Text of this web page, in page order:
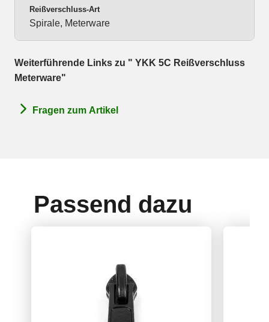
Reißverschluss-Art
Spirale, Meterware
Weiterführende Links zu " YKK 5C Reißverschluss
Meterware"
Fragen zum Artikel
Passend dazu